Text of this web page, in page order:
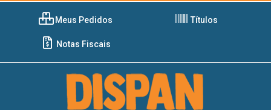
Meus Pedidos Títulos
Notas Fiscais